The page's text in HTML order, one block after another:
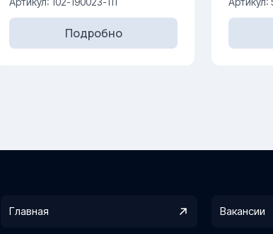
Подробно
250 V
Главная Вакансии